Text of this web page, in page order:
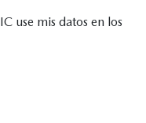
use mis datos en los